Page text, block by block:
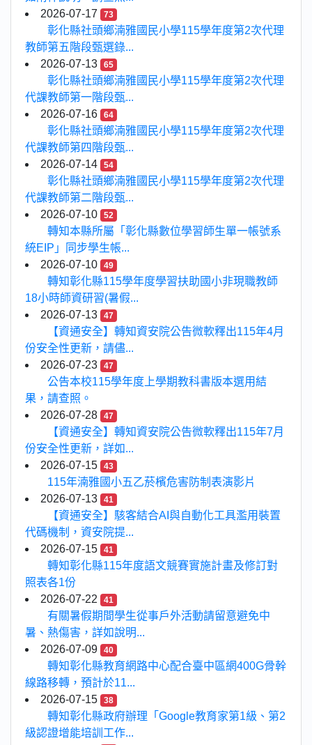
2026-07-17
73
彰化縣社頭鄉湳雅國民小學115學年度第2次代理
教師第五階段甄選錄...
2026-07-13
65
彰化縣社頭鄉湳雅國民小學115學年度第2次代理
代課教師第一階段甄...
2026-07-16
64
彰化縣社頭鄉湳雅國民小學115學年度第2次代理
代課教師第四階段甄...
2026-07-14
54
彰化縣社頭鄉湳雅國民小學115學年度第2次代理
代課教師第二階段甄...
2026-07-10
52
轉知本縣所屬「彰化縣數位學習師生單一帳號系
統EIP」同步學生帳...
2026-07-10
49
轉知彰化縣115學年度學習扶助國小非現職教師
18小時師資研習(暑假...
2026-07-13
47
【資通安全】轉知資安院公告微軟釋出115年4月
份安全性更新，請儘...
2026-07-23
47
公告本校115學年度上學期教科書版本選用結
果，請查照。
2026-07-28
47
【資通安全】轉知資安院公告微軟釋出115年7月
份安全性更新，詳如...
2026-07-15
43
115年湳雅國小五乙菸檳危害防制表演影片
2026-07-13
41
【資通安全】駭客結合AI與自動化工具濫用裝置
代碼機制，資安院提...
2026-07-15
41
轉知彰化縣115年度語文競賽實施計畫及修訂對
照表各1份
2026-07-22
41
有關暑假期間學生從事戶外活動請留意避免中
暑、熱傷害，詳如說明...
2026-07-09
40
轉知彰化縣教育網路中心配合臺中區網400G骨幹
線路移轉，預計於11...
2026-07-15
38
轉知彰化縣政府辦理「Google教育家第1級、第2
級認證增能培訓工作...